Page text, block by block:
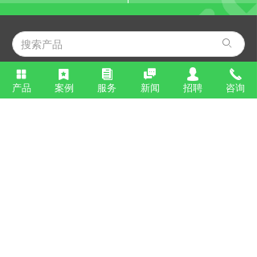
电话：400-0110-005
联系我们
ꄙ
微信公众号
넒
产品
끈
案例
뀴
服务

新闻
넙
招聘
끅
咨询